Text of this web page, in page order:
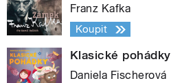
Franz Kafka
Koupit
Klasické pohádky
Daniela Fischerová